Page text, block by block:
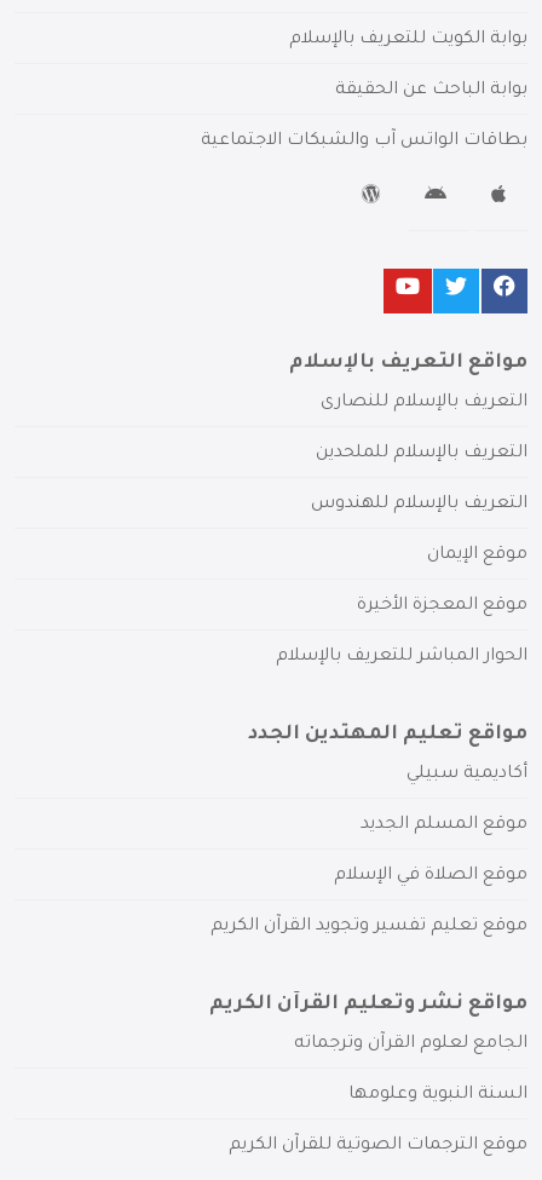
بوابة الكويت للتعريف بالإسلام
بوابة الباحث عن الحقيقة
بطاقات الواتس آب والشبكات الاجتماعية
مواقع التعريف بالإسلام
التعريف بالإسلام للنصارى
التعريف بالإسلام للملحدين
التعريف بالإسلام للهندوس
موقع الإيمان
موقع المعجزة الأخيرة
الحوار المباشر للتعريف بالإسلام
مواقع تعليم المهتدين الجدد
أكاديمية سبيلي
موقع المسلم الجديد
موقع الصلاة في الإسلام
موقع تعليم تفسير وتجويد القرآن الكريم
مواقع نشر وتعليم القرآن الكريم
الجامع لعلوم القرآن وترجماته
السنة النبوية وعلومها
موقع الترجمات الصوتية للقرآن الكريم